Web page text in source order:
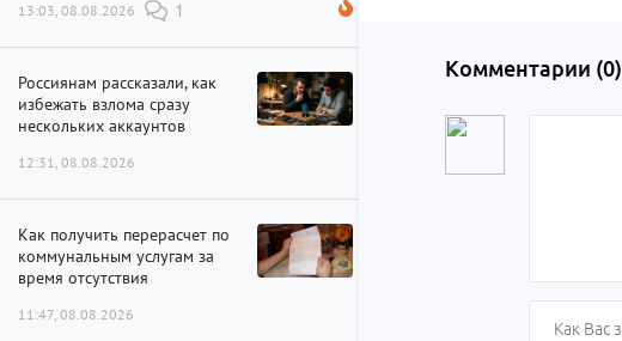
13:03, 08.08.2026 1
Россиянам рассказали, как
избежать взлома сразу
нескольких аккаунтов
12:31, 08.08.2026
Как получить перерасчет по
коммунальным услугам за
время отсутствия
11:47, 08.08.2026
Комментарии (0)